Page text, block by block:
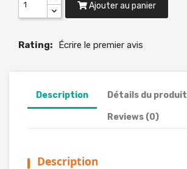
Ajouter au panier
Rating: Écrire le premier avis
Description Détails du produit
Reviews (0)
Description